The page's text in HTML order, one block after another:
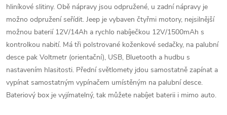
hliníkové slitiny. Obě nápravy jsou odpružené, u zadní nápravy je
možno odpružení seřídit. Jeep je vybaven čtyřmi motory, nejsilnější
možnou baterií 12V/14Ah a rychlo nabíječkou 12V/1500mAh s
kontrolkou nabití. Má tři polstrované koženkové sedačky, na palubní
desce pak Voltmetr (orientační), USB, Bluetooth a hudbu s
nastavením hlasitosti. Přední světlomety jdou samostatně zapínat a
vypínat samostatným vypínačem umístěným na palubní desce.
Bateriový box je vyjímatelný, tak můžete nabíjet baterii i mimo auto.